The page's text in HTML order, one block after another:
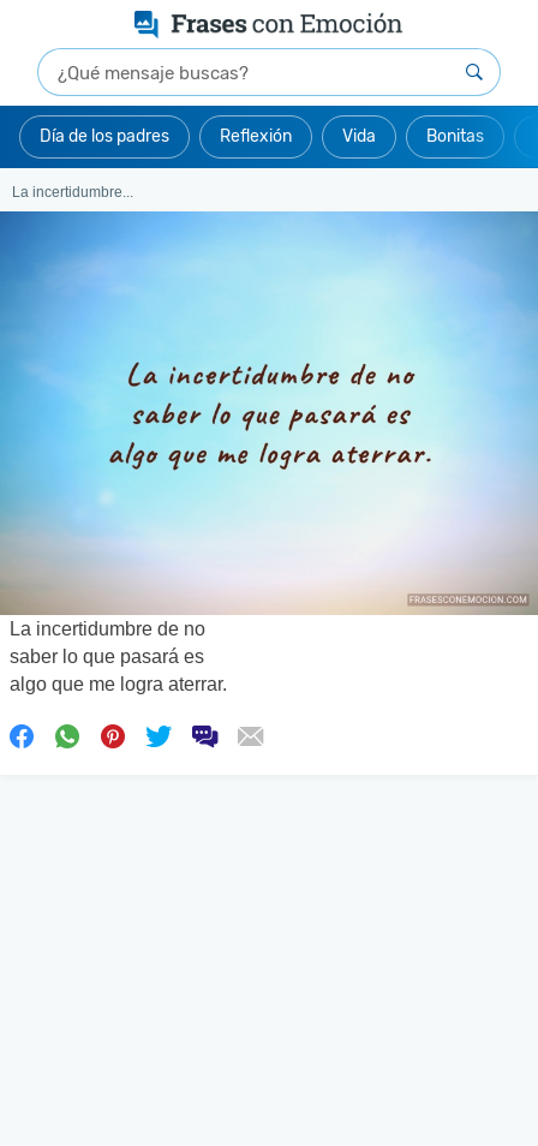
Día de los padres Reflexión Vida Bonitas
La incertidumbre...
La incertidumbre de no
saber lo que pasará es
algo que me logra aterrar.